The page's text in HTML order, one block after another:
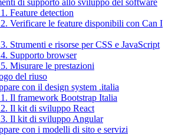
di supporto allo sviluppo del software
Feature detection
Verificare le feature disponibili con Can I
Strumenti e risorse per CSS e JavaScript
Supporto browser
Misurare le prestazioni
del riuso
con il design system .italia
Il framework Bootstrap Italia
Il kit di sviluppo React
Il kit di sviluppo Angular
con i modelli di sito e servizi